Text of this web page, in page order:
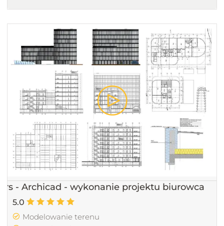
- Archicad - wykonanie projektu biurowca
5.0
Modelowanie terenu